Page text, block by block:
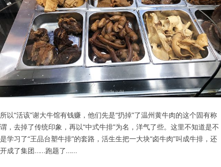
所以“活该”谢大牛馆有钱赚，他们先是“扔掉”了温州黄牛肉的这个固有称
谓，去掉了传统印象，再以“中式牛排”为名，洋气了些。这里不知道是不
是学习了“王品台塑牛排”的套路，活生生把一大块“卤牛肉”叫成牛排，还
开成了集团……跑题了……